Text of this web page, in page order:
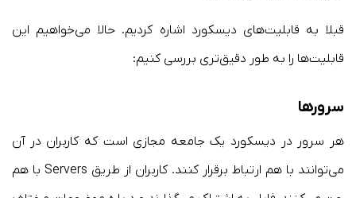
قبلا به قابلیت‌های دیسکورد اشاره کردیم. حالا می‌خواهیم این
قابلیت‌ها را به طور دقیق‌تری بررسی کنیم:
سرورها
هر سرور در دیسکورد یک جامعه مجازی است که کاربران در آن
می‌توانند با هم ارتباط برقرار کنند. کاربران از طریق Servers با هم